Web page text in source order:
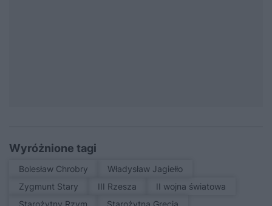
Wyróżnione tagi
Bolesław Chrobry
Władysław Jagiełło
Zygmunt Stary
III Rzesza
II wojna światowa
Starożytny Rzym
Starożytna Grecja